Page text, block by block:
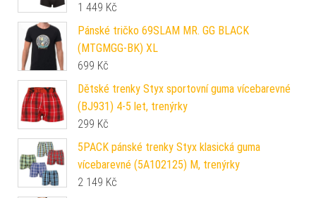
1 449 Kč
Pánské tričko 69SLAM MR. GG BLACK
(MTGMGG-BK) XL
699 Kč
Dětské trenky Styx sportovní guma vícebarevné
(BJ931) 4-5 let, trenýrky
299 Kč
5PACK pánské trenky Styx klasická guma
vícebarevné (5A102125) M, trenýrky
2 149 Kč